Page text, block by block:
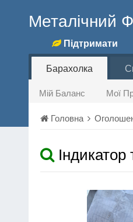
Металічний
Підтримати
Барахолка
Мій Баланс Мої
Головна